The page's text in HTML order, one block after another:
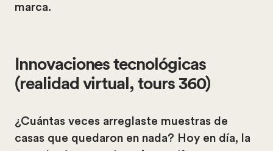
marca.
Innovaciones tecnológicas
(realidad virtual, tours 360)
¿Cuántas veces arreglaste muestras de
casas que quedaron en nada? Hoy en día, la